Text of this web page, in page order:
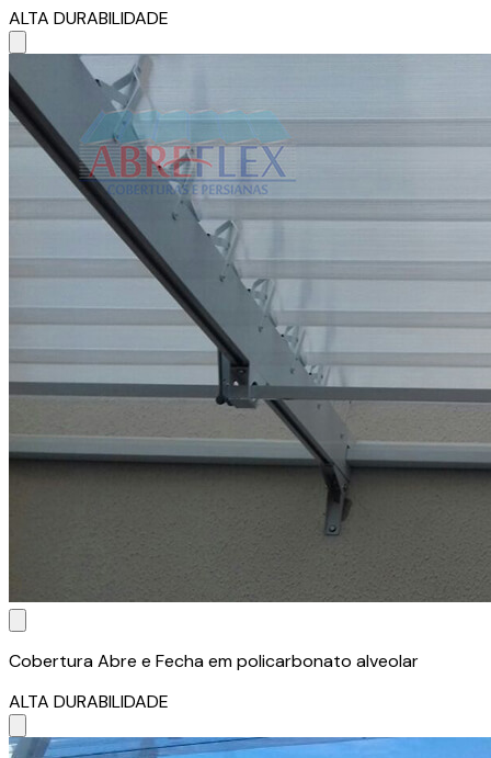
ALTA DURABILIDADE
Cobertura Abre e Fecha em policarbonato alveolar
ALTA DURABILIDADE